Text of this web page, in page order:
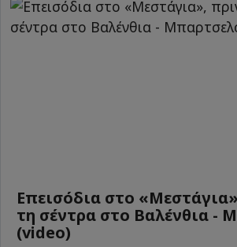
Επεισόδια στο
τη σέντρα στο Βαλένθια -
(video)